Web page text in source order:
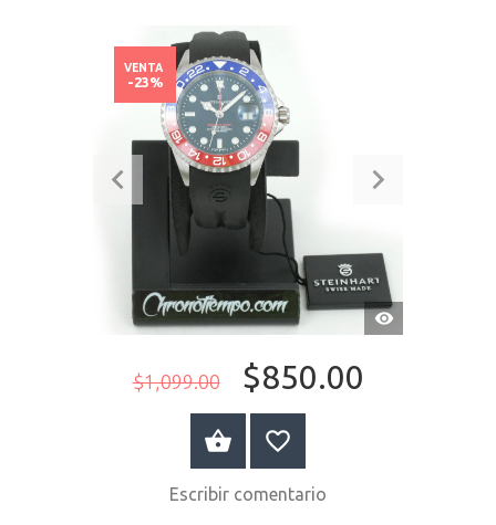
VISTA
RÁPIDA
$1,099.00 $850.00
VENTA
-23%
COMPRAR AHORA
Escribir comentario